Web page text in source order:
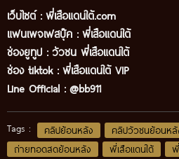
เว็บไซต์ : พี่เสือแดนใต้.com
แฟนเพจเฟสบุ๊ค : พี่เสือแดนใต้
ช่องยูทูป : วัวชน พี่เสือแดนใต้
ช่อง tiktok : พี่เสือแดนใต้ VIP
Line Official : @bb911
Tags : คลิปย้อนหลัง คลิปวัวชนย้อนหลั
ถ่ายทอดสดย้อนหลัง
พี่เสือแดนใต้